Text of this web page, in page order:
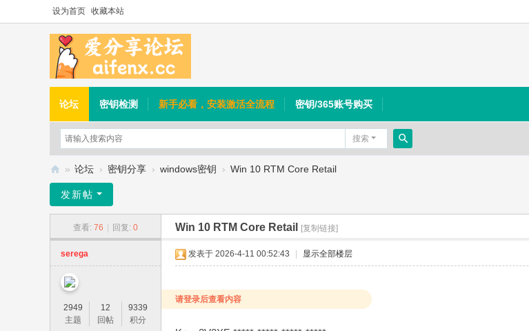
设为首页 收藏本站
论坛 密钥检测 新手必看，安装激活全流程 密钥/365账号购买
搜索
搜
分
坛
» 论坛 › 密钥分享 › windows密钥 › Win 10 RTM Core Retail
发新帖
查看: 76 回复: 0 Win 10 RTM Core Retail [复制链接]
serega
2949
主题
12
回帖
9339
积分
发表于 2026-4-11 00:52:43 显示全部楼层
请登录后查看内容